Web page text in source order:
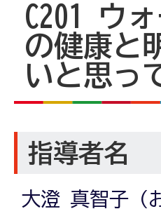
C201 ウ
の健康と
いと思っ
指導者名
大澄 真智子 (